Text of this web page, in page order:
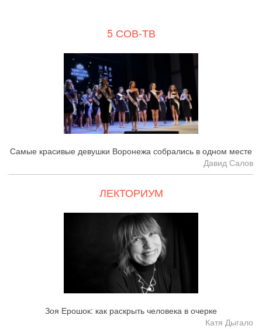
5 СОВ-ТВ
Самые красивые девушки Воронежа собрались в одном месте
Давид Салов
ЛЕКТОРИУМ
Зоя Ерошок: как раскрыть человека в очерке
Катя Дыгало